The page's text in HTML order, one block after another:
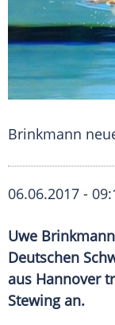
Brinkmann
06.06.2017 -
Uwe
Deutschen
aus Hannover
Stewing an.